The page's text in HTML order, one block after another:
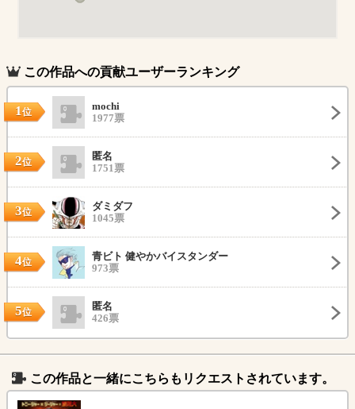
この作品への貢献ユーザーランキング
1位
mochi
1977票
2位
匿名
1751票
3位
ダミダフ
1045票
4位
青ビト 健やかバイスタンダー
973票
5位
匿名
426票
この作品と一緒にこちらもリクエストされています。